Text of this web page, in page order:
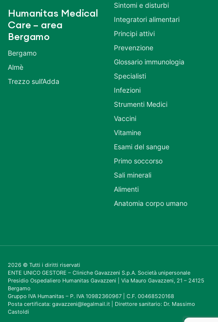
Humanitas Medical
Care – area
Bergamo
Bergamo
Almè
Trezzo sull’Adda
Sintomi e disturbi
Integratori alimentari
Principi attivi
Prevenzione
Glossario immunologia
Specialisti
Infezioni
Strumenti Medici
Vaccini
Vitamine
Esami del sangue
Primo soccorso
Sali minerali
Alimenti
Anatomia corpo umano
2026 © Tutti i diritti riservati
ENTE UNICO GESTORE – Cliniche Gavazzeni S.p.A. Società unipersonale
Presidio Ospedaliero Humanitas Gavazzeni | Via Mauro Gavazzeni, 21 – 24125
Bergamo
Gruppo IVA Humanitas – P. IVA 10982360967 | C.F. 00468520168
Posta certificata: gavazzeni@legalmail.it | Direttore sanitario: Dr. Massimo
Castoldi